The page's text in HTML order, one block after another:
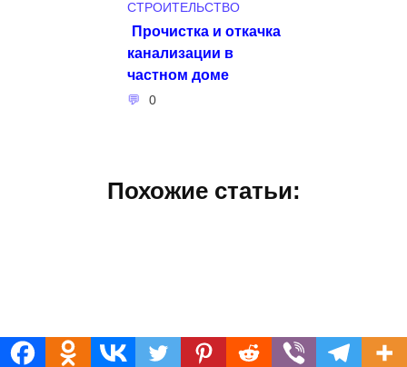
СТРОИТЕЛЬСТВО
Прочистка и откачка
канализации в
частном доме
0
Похожие статьи: